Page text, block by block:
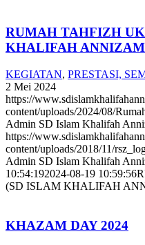
RUMAH TAHFIZH
KHALIFAH
KEGIATAN, PRESTASI,
2 Mei 2024
https://
content/uploads/2024/08/
Admin SD Islam Khalifah
https://
content/uploads/2018/11/
Admin SD Islam Khalifah
10:54:192024-08-19 10:59:56
(SD ISLAM KHALIFAH
KHAZAM DAY 2024